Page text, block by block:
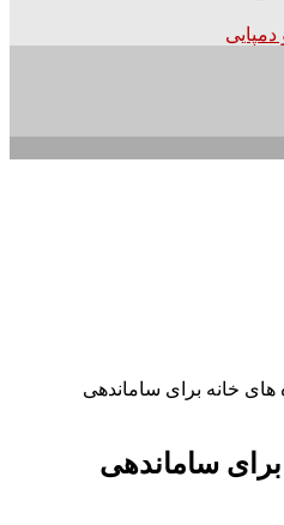
های خانه برای ساماندهی
ساماندهی